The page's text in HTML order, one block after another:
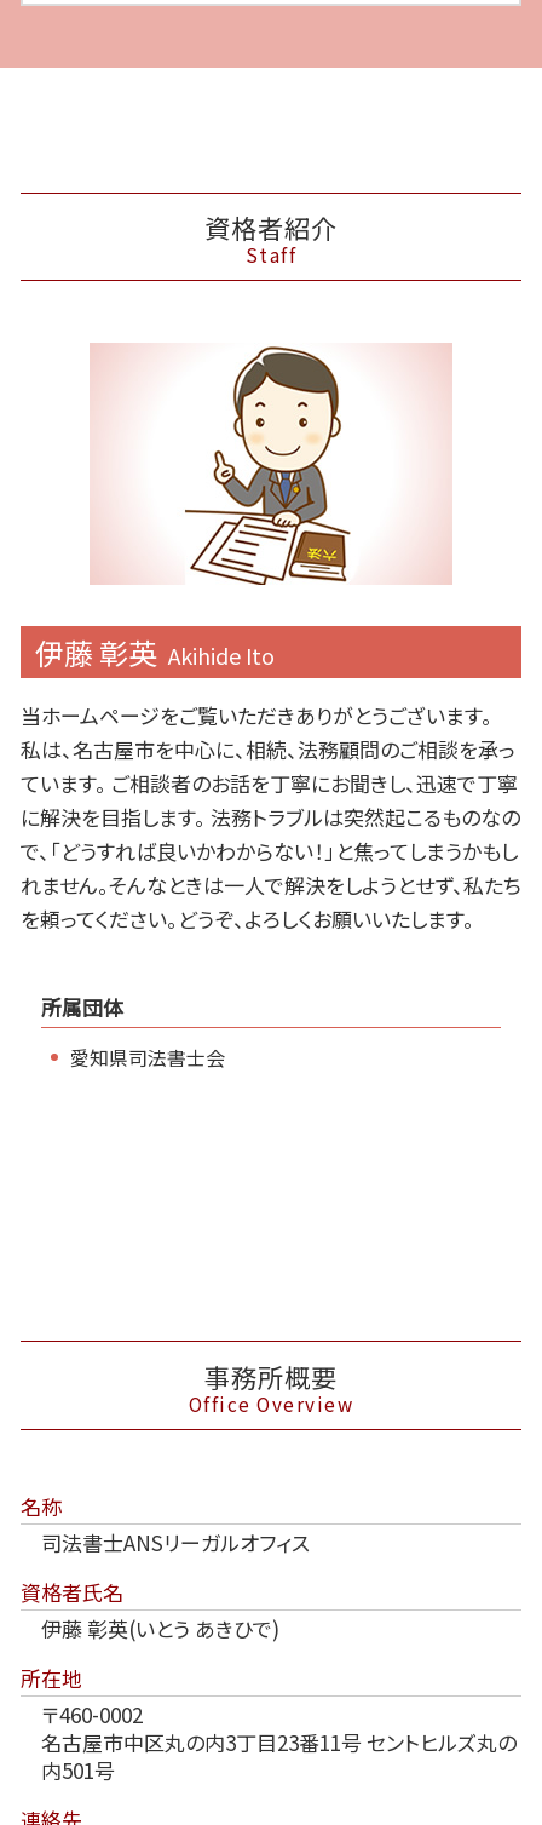
資格者紹介
Staff
伊藤 彰英 Akihide Ito
当ホームページをご覧いただきありがとうございます。
私は、名古屋市を中心に、相続、法務顧問のご相談を承っ
ています。 ご相談者のお話を丁寧にお聞きし、迅速で丁寧
に解決を目指します。 法務トラブルは突然起こるものなの
で、「どうすれば良いかわからない！」と焦ってしまうかもし
れません。そんなときは一人で解決をしようとせず、私たち
を頼ってください。どうぞ、よろしくお願いいたします。
所属団体
愛知県司法書士会
事務所概要
Office Overview
名称
司法書士ANSリーガルオフィス
資格者氏名
伊藤 彰英(いとう あきひで)
所在地
〒460-0002
名古屋市中区丸の内3丁目23番11号 セントヒルズ丸の
内501号